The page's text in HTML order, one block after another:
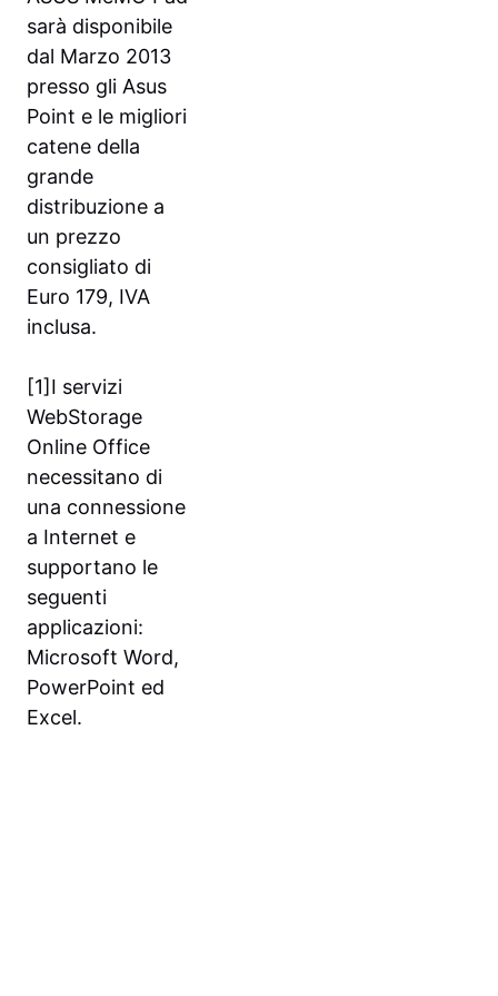
sarà disponibile
dal Marzo 2013
presso gli Asus
Point e le migliori
catene della
grande
distribuzione a
un prezzo
consigliato di
Euro 179, IVA
inclusa.
[1]I servizi
WebStorage
Online Office
necessitano di
una connessione
a Internet e
supportano le
seguenti
applicazioni:
Microsoft Word,
PowerPoint ed
Excel.